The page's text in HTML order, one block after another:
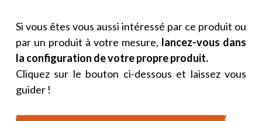
Si vous êtes vous aussi intéressé par ce produit ou
par un produit à votre mesure, lancez-vous dans
la configuration de votre propre produit.
Cliquez sur le bouton ci-dessous et laissez vous
guider !